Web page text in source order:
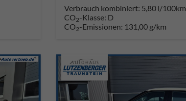
Verbrauch kombiniert: 5,80 l/100km
CO2-Klasse: D
CO2-Emissionen: 131,00 g/km